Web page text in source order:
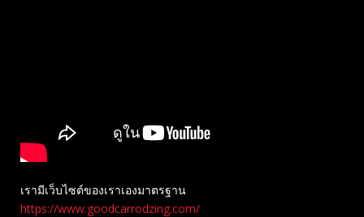
เรามีเว็บไซต์ของเราเองมาตรฐาน
https://www.goodcarrodzing.com/